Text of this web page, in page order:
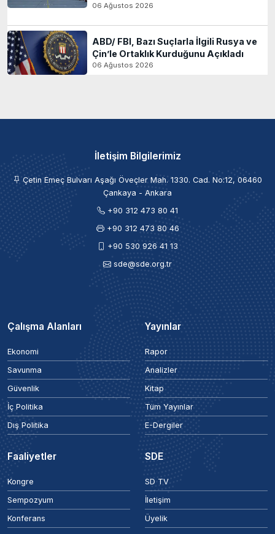
06 Ağustos 2026
ABD/ FBI, Bazı Suçlarla İlgili Rusya ve
Çin’le Ortaklık Kurduğunu Açıkladı
06 Ağustos 2026
İletişim Bilgilerimiz
Çetin Emeç Bulvarı Aşağı Öveçler Mah. 1330. Cad. No:12, 06460
Çankaya - Ankara
+90 312 473 80 41
+90 312 473 80 46
+90 530 926 41 13
sde@sde.org.tr
Çalışma Alanları
Ekonomi
Savunma
Güvenlik
İç Politika
Dış Politika
Yayınlar
Rapor
Analizler
Kitap
Tüm Yayınlar
E-Dergiler
Faaliyetler
Kongre
Sempozyum
Konferans
SDE
SD TV
İletişim
Üyelik